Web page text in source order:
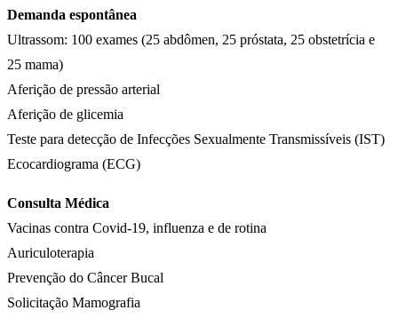
Demanda espontânea
Ultrassom: 100 exames (25 abdômen, 25 próstata, 25 obstetrícia e
25 mama)
Aferição de pressão arterial
Aferição de glicemia
Teste para detecção de Infecções Sexualmente Transmissíveis (IST)
Ecocardiograma (ECG)
Consulta Médica
Vacinas contra Covid-19, influenza e de rotina
Auriculoterapia
Prevenção do Câncer Bucal
Solicitação Mamografia